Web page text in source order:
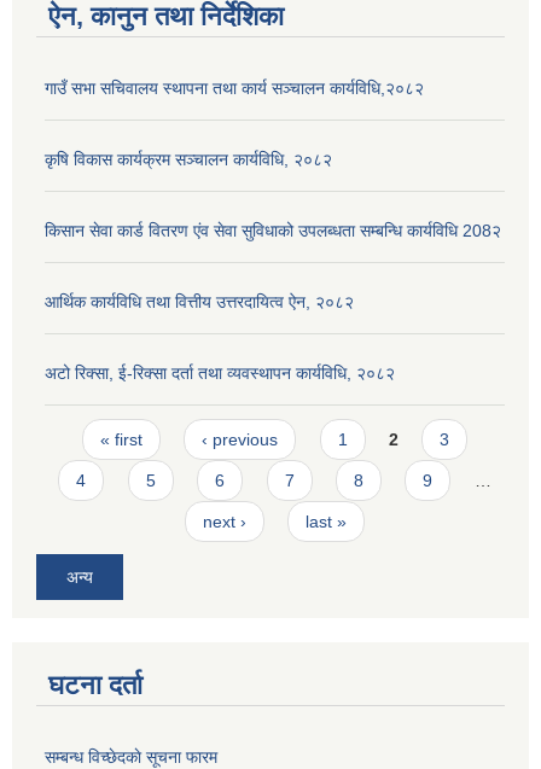
ऐन, कानुन तथा निर्देशिका
गाउँ सभा सचिवालय स्थापना तथा कार्य सञ्चालन कार्यविधि,२०८२
कृषि विकास कार्यक्रम सञ्चालन कार्यविधि, २०८२
किसान सेवा कार्ड वितरण एंव सेवा सुविधाको उपलब्धता सम्बन्धि कार्यविधि 208२
आर्थिक कार्यविधि तथा वित्तीय उत्तरदायित्व ऐन, २०८२
अटो रिक्सा, ई-रिक्सा दर्ता तथा व्यवस्थापन कार्यविधि, २०८२
Pages
« first ‹ previous 1 2 3
4 5 6 7 8 9
next › last »
अन्य
घटना दर्ता
सम्बन्ध विच्छेदकाे सूचना फारम